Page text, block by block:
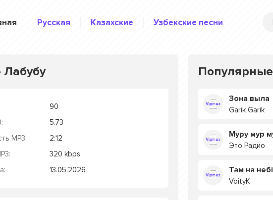
Русская Казахские Узбекские песни
90
5.73
MP3:
2:12
320 kbps
13.05.2026
Популярные
Зона выла
Garik Garik
Это Радио
VoityK